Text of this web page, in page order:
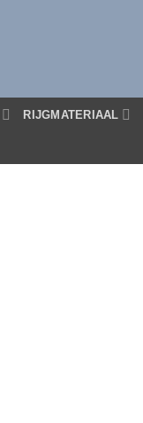
RIJGMATERIAAL